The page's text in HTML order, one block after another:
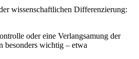
wissenschaftlichen Differenzierung:
oder eine Verlangsamung der
besonders wichtig – etwa